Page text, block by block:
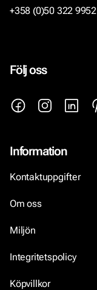
+358 (0)50 322 9952
Följ oss
Information
Kontaktuppgifter
Om oss
Miljön
Integritetspolicy
Köpvillkor